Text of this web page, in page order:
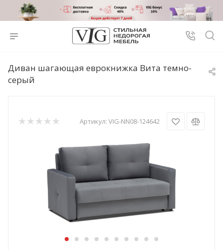
Диван шагающая еврокнижка Вита темно-
серый
Артикул: VIG-NN08-124642